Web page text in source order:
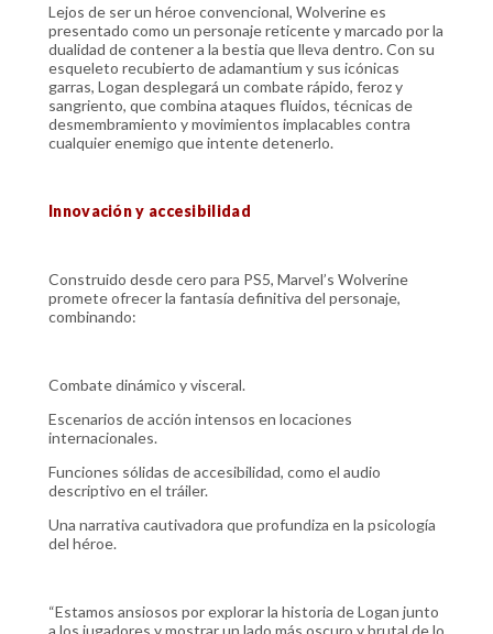
Lejos de ser un héroe convencional, Wolverine es
presentado como un personaje reticente y marcado por la
dualidad de contener a la bestia que lleva dentro. Con su
esqueleto recubierto de adamantium y sus icónicas
garras, Logan desplegará un combate rápido, feroz y
sangriento, que combina ataques fluidos, técnicas de
desmembramiento y movimientos implacables contra
cualquier enemigo que intente detenerlo.
Innovación y accesibilidad
Construido desde cero para PS5, Marvel’s Wolverine
promete ofrecer la fantasía definitiva del personaje,
combinando:
Combate dinámico y visceral.
Escenarios de acción intensos en locaciones
internacionales.
Funciones sólidas de accesibilidad, como el audio
descriptivo en el tráiler.
Una narrativa cautivadora que profundiza en la psicología
del héroe.
“Estamos ansiosos por explorar la historia de Logan junto
a los jugadores y mostrar un lado más oscuro y brutal de lo